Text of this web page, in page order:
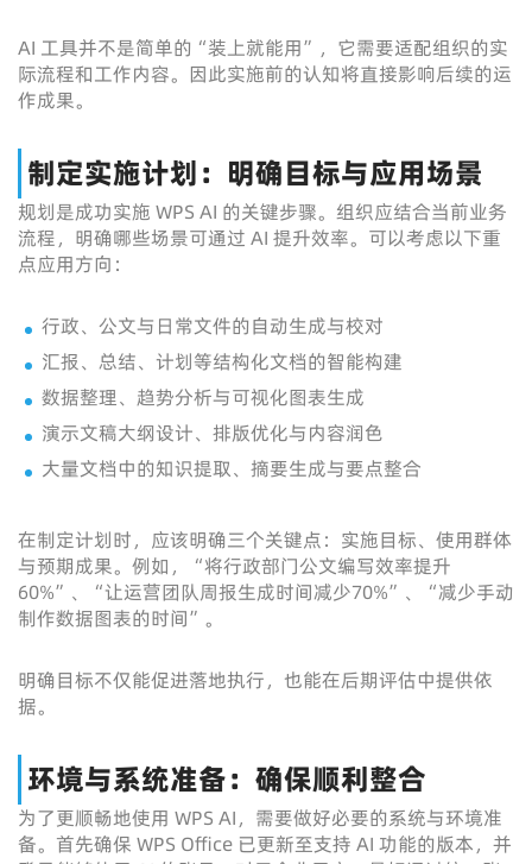
AI 工具并不是简单的“装上就能用”，它需要适配组织的实
际流程和工作内容。因此实施前的认知将直接影响后续的运
作成果。
制定实施计划：明确目标与应用场景
规划是成功实施 WPS AI 的关键步骤。组织应结合当前业务
流程，明确哪些场景可通过 AI 提升效率。可以考虑以下重
点应用方向：
行政、公文与日常文件的自动生成与校对
汇报、总结、计划等结构化文档的智能构建
数据整理、趋势分析与可视化图表生成
演示文稿大纲设计、排版优化与内容润色
大量文档中的知识提取、摘要生成与要点整合
在制定计划时，应该明确三个关键点：实施目标、使用群体
与预期成果。例如，“将行政部门公文编写效率提升
60%”、“让运营团队周报生成时间减少70%”、“减少手动
制作数据图表的时间”。
明确目标不仅能促进落地执行，也能在后期评估中提供依
据。
环境与系统准备：确保顺利整合
为了更顺畅地使用 WPS AI，需要做好必要的系统与环境准
备。首先确保 WPS Office 已更新至支持 AI 功能的版本，并